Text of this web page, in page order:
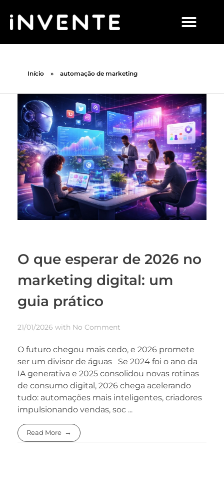
Início » automação de marketing
O que esperar de 2026 no
marketing digital: um
guia prático
21/01/2026 with No Comment
O futuro chegou mais cedo, e 2026 promete
ser um divisor de águas Se 2024 foi o ano da
IA generativa e 2025 consolidou novas rotinas
de consumo digital, 2026 chega acelerando
tudo: automações mais inteligentes, criadores
impulsionando vendas, soc ...
Read More